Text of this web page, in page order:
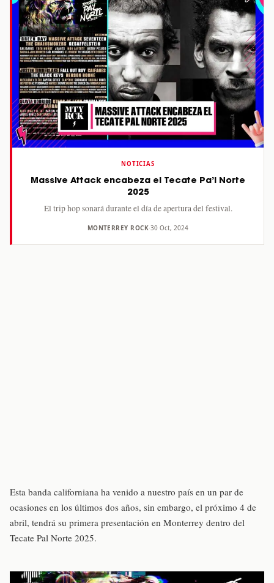
NOTICIAS
Massive Attack encabeza el Tecate Pa’l Norte
2025
El trip hop sonará durante el día de apertura del festival.
MONTERREY ROCK·30 Oct, 2024
Esta banda californiana ha venido a nuestro país en un par de
ocasiones en los últimos dos años, sin embargo, el próximo 4 de
abril, tendrá su primera presentación en Monterrey dentro del
Tecate Pal Norte 2025.